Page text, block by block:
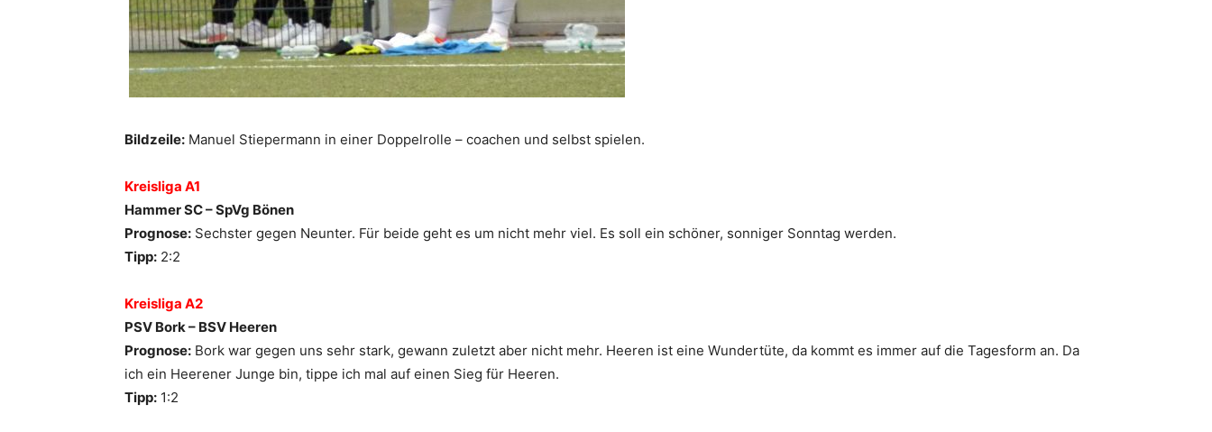
Bildzeile: Manuel Stiepermann in einer Doppelrolle – coachen und selbst spielen.
Kreisliga A1
Hammer SC – SpVg Bönen
Prognose: Sechster gegen Neunter. Für beide geht es um nicht mehr viel. Es soll ein schöner, sonniger Sonntag werden.
Tipp: 2:2
Kreisliga A2
PSV Bork – BSV Heeren
Prognose: Bork war gegen uns sehr stark, gewann zuletzt aber nicht mehr. Heeren ist eine Wundertüte, da kommt es immer auf die Tagesform an. Da
ich ein Heerener Junge bin, tippe ich mal auf einen Sieg für Heeren.
Tipp: 1:2